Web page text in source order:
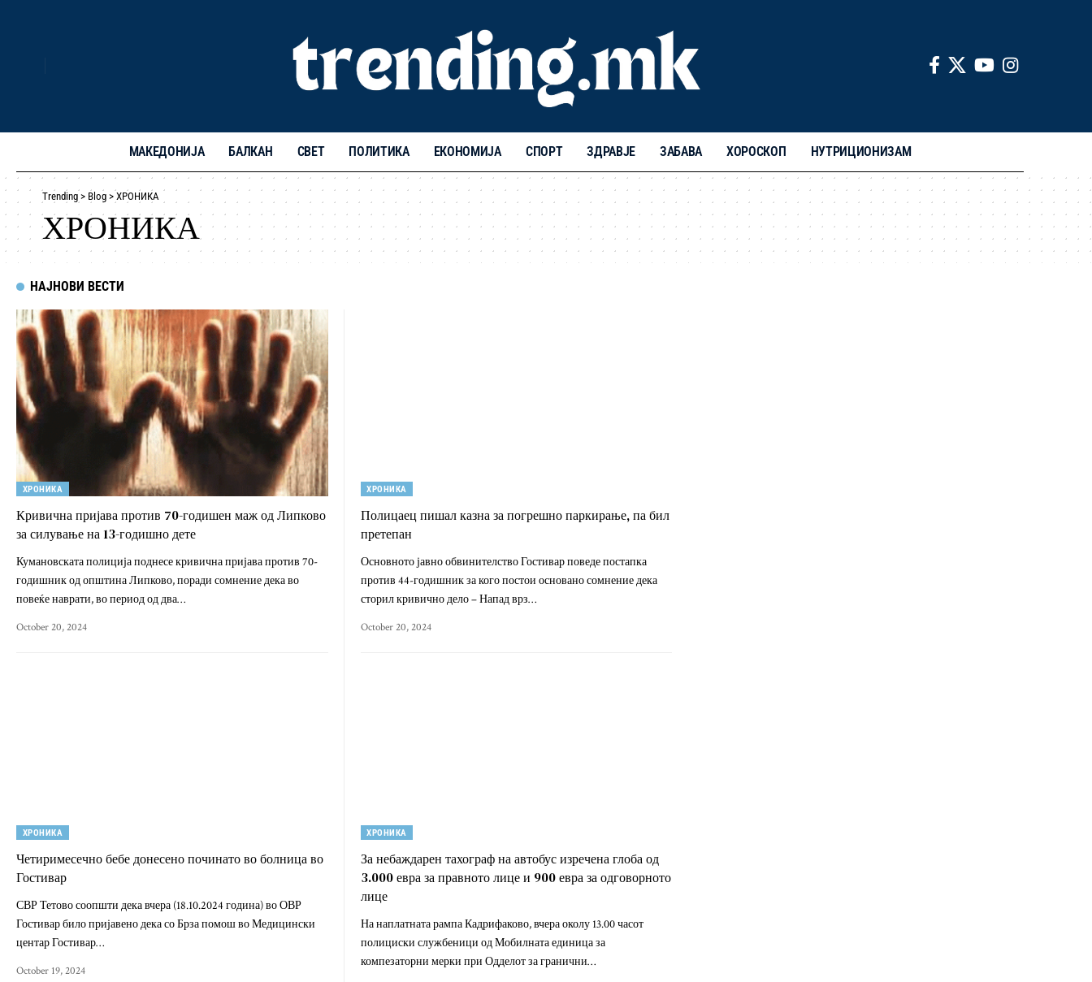
МАКЕДОНИЈА БАЛКАН СВЕТ ПОЛИТИКА ЕКОНОМИЈА СПОРТ ЗДРАВЈЕ ЗАБАВА ХОРОСКОП НУТРИЦИОНИЗАМ
Trending > Blog > ХРОНИКА
ХРОНИКА
НАЈНОВИ ВЕСТИ
ХРОНИКА
Кривична пријава против 70-годишен маж од Липково
за силување на 13-годишно дете
Кумановската полиција поднесе кривична пријава против 70-
годишник од општина Липково, поради сомнение дека во
повеќе наврати, во период од два…
October 20, 2024
ХРОНИКА
Полицаец пишал казна за погрешно паркирање, па бил
претепан
Основното јавно обвинителство Гостивар поведе постапка
против 44-годишник за кого постои основано сомнение дека
сторил кривично дело – Напад врз…
October 20, 2024
ХРОНИКА
Четиримесечно бебе донесено починато во болница во
Гостивар
СВР Тетово соопшти дека вчера (18.10.2024 година) во ОВР
Гостивар било пријавено дека со Брза помош во Медицински
центар Гостивар…
October 19, 2024
ХРОНИКА
За небаждарен тахограф на автобус изречена глоба од
3.000 евра за правното лице и 900 евра за одговорното
лице
На наплатната рампа Кадрифаково, вчера околу 13.00 часот
полициски службеници од Мобилната единица за
компезаторни мерки при Одделот за гранични…